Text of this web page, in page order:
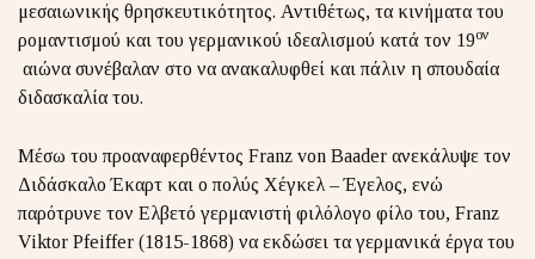
μεσαιωνικής θρησκευτικότητος. Αντιθέτως, τα κινήματα του
ρομαντισμού και του γερμανικού ιδεαλισμού κατά τον 19ον
αιώνα συνέβαλαν στο να ανακαλυφθεί και πάλιν η σπουδαία
διδασκαλία του.
Μέσω του προαναφερθέντος Franz von Baader ανεκάλυψε τον
Διδάσκαλο Έκαρτ και ο πολύς Χέγκελ – Έγελος, ενώ
παρότρυνε τον Ελβετό γερμανιστή φιλόλογο φίλο του, Franz
Viktor Pfeiffer (1815-1868) να εκδώσει τα γερμανικά έργα του